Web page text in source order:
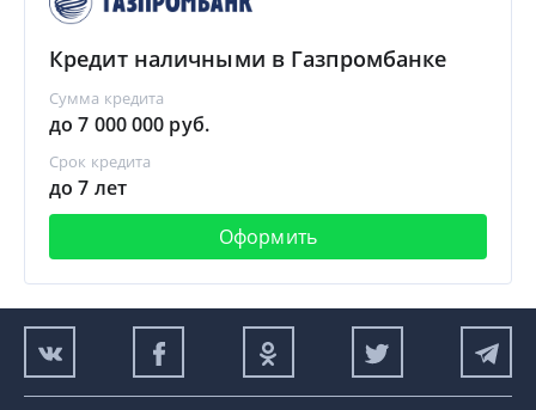
Кредит наличными в Газпромбанке
Сумма кредита
до 7 000 000 руб.
Срок кредита
до 7 лет
Оформить